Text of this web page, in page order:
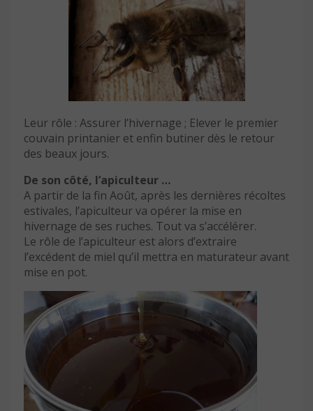
Leur rôle : Assurer l’hivernage ; Elever le premier
couvain printanier et enfin butiner dès le retour
des beaux jours.
De son côté, l’apiculteur …
A partir de la fin Août, après les dernières récoltes
estivales, l’apiculteur va opérer la mise en
hivernage de ses ruches. Tout va s’accélérer.
Le rôle de l’apiculteur est alors d’extraire
l’excédent de miel qu’il mettra en maturateur avant
mise en pot.